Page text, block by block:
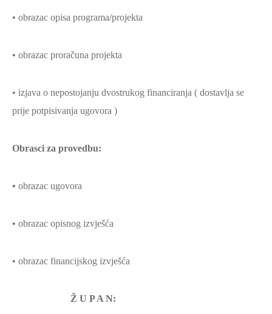
• obrazac opisa programa/projekta
• obrazac proračuna projekta
• izjava o nepostojanju dvostrukog financiranja ( dostavlja se
prije potpisivanja ugovora )
Obrasci za provedbu:
• obrazac ugovora
• obrazac opisnog izvješća
• obrazac financijskog izvješća
Ž U P A N: